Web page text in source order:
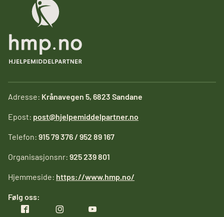
Adresse: Krånavegen 5, 6823 Sandane
Epost: post@hjelpemiddelpartner.no
Telefon: 915 79 376 / 952 89 167
Organisasjonsnr: 925 239 801
Hjemmeside: https://www.hmp.no/
Følg oss: